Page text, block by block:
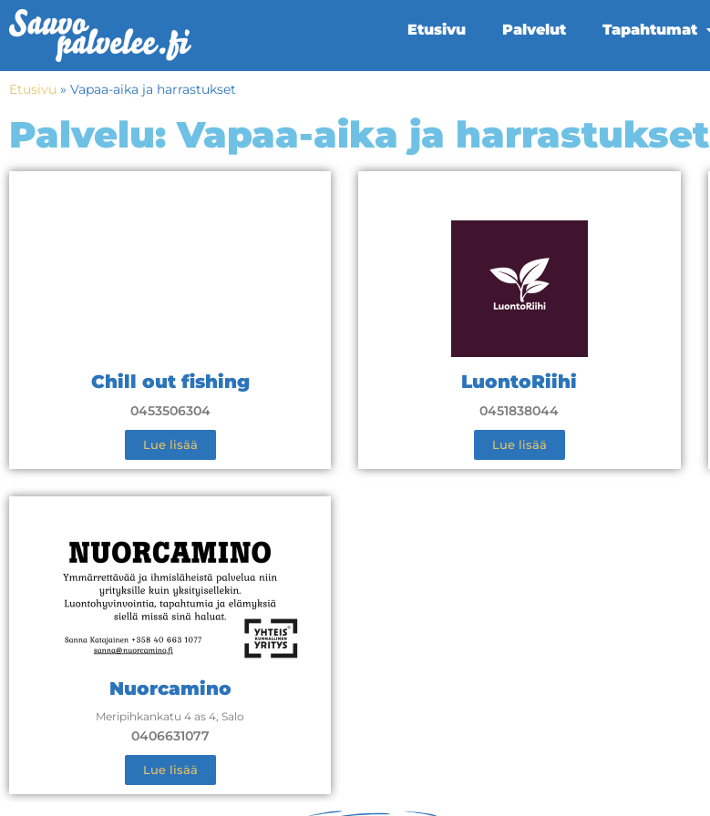
Etusivu Palvelut Tapahtumat
Etusivu » Vapaa-aika ja harrastukset
Palvelu: Vapaa-aika ja harrastukset
Chill out fishing
0453506304
Lue lisää
LuontoRiihi
0451838044
Lue lisää
Nuorcamino
Meripihkankatu 4 as 4, Salo
0406631077
Lue lisää